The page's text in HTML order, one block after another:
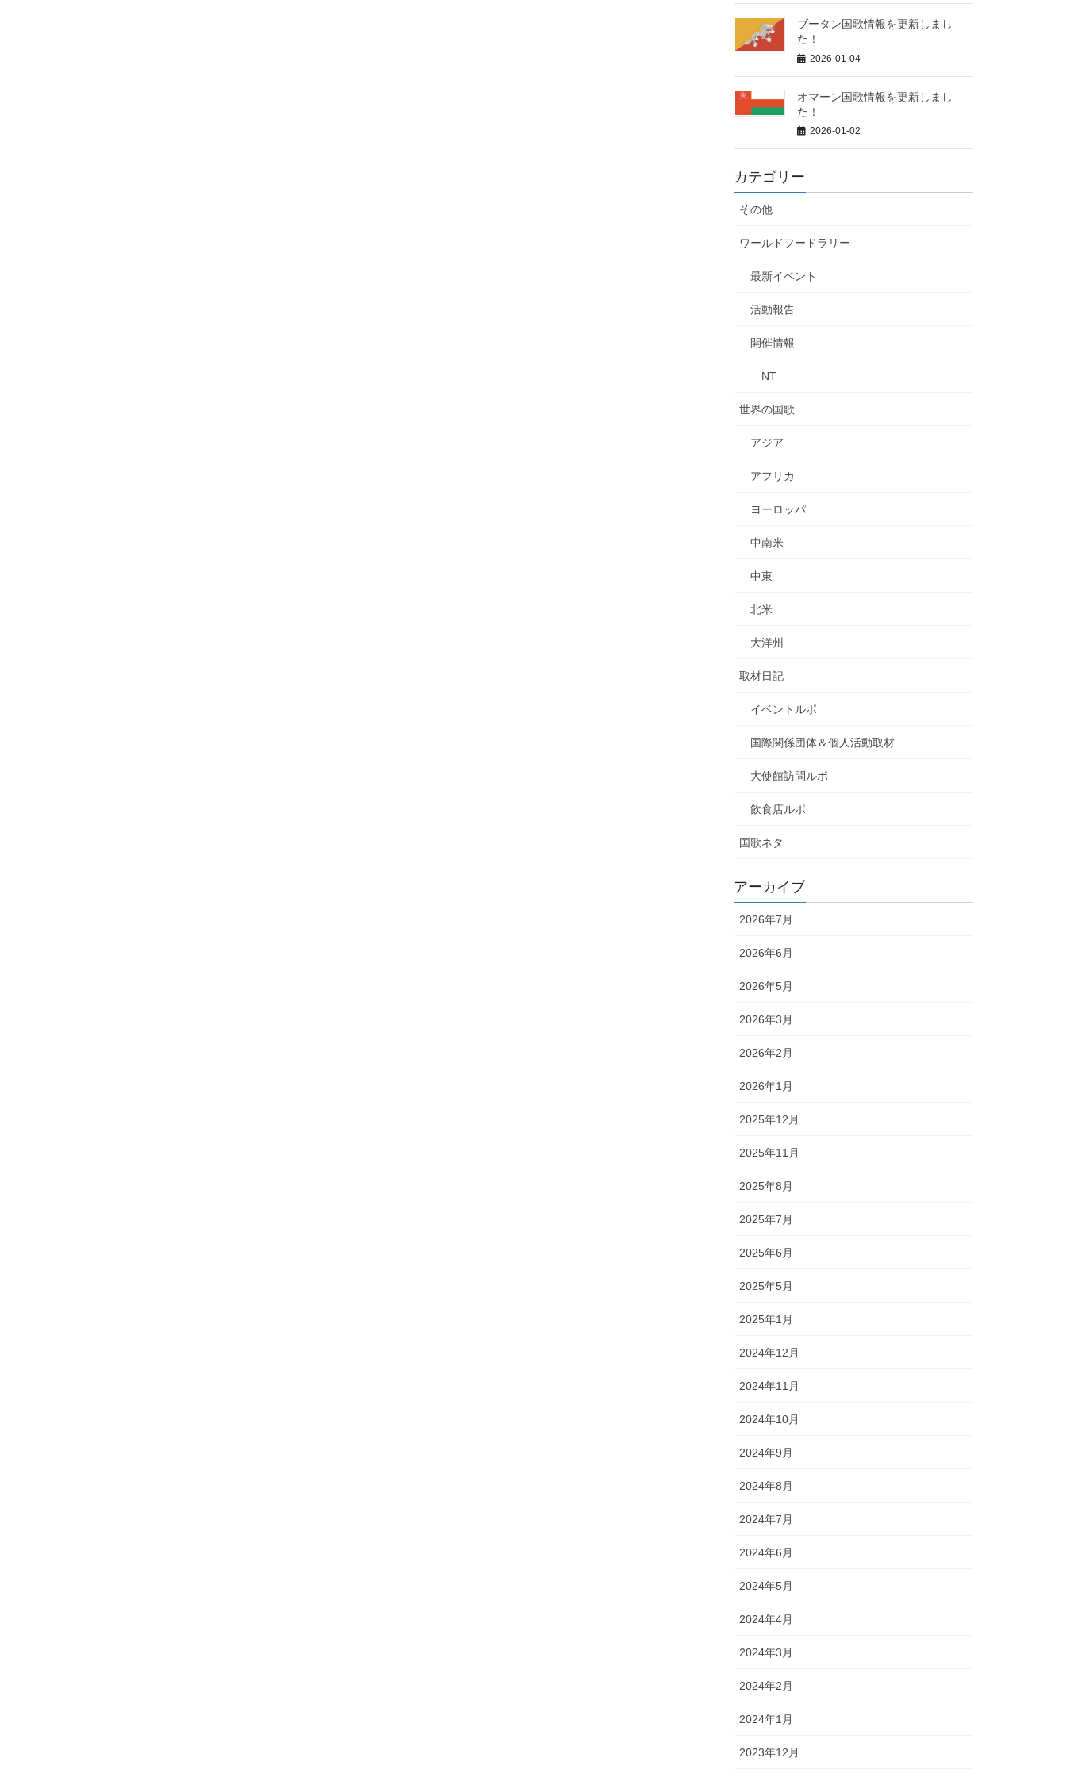
ブータン国歌情報を更新しまし
た！
2026-01-04
オマーン国歌情報を更新しまし
た！
2026-01-02
カテゴリー
その他
ワールドフードラリー
最新イベント
活動報告
開催情報
NT
世界の国歌
アジア
アフリカ
ヨーロッパ
中南米
中東
北米
大洋州
取材日記
イベントルポ
国際関係団体＆個人活動取材
大使館訪問ルポ
飲食店ルポ
国歌ネタ
アーカイブ
2026年7月
2026年6月
2026年5月
2026年3月
2026年2月
2026年1月
2025年12月
2025年11月
2025年8月
2025年7月
2025年6月
2025年5月
2025年1月
2024年12月
2024年11月
2024年10月
2024年9月
2024年8月
2024年7月
2024年6月
2024年5月
2024年4月
2024年3月
2024年2月
2024年1月
2023年12月